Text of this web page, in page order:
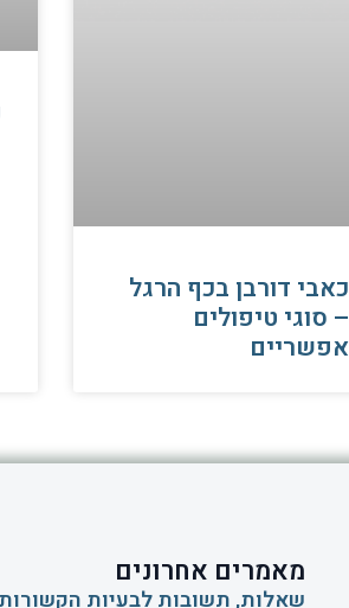
כאבי דורבן בכף הרגל
– סוגי טיפולים
אפשריים
מאמרים אחרונים
שאלות, תשובות לבעיות